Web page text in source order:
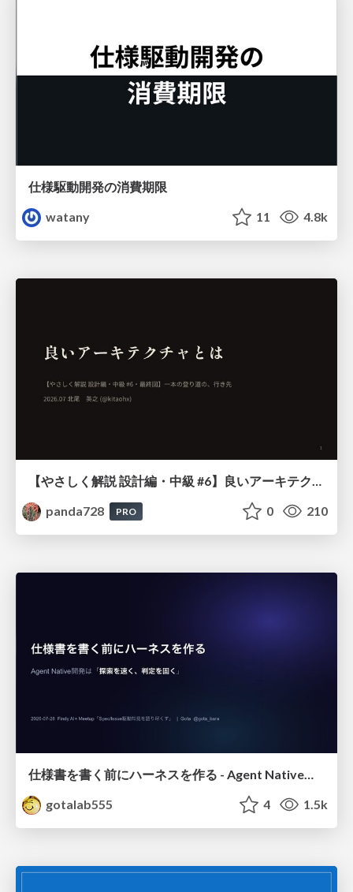
仕様駆動開発の消費期限
watany
11 4.8k
panda728
PRO 0 210
仕様書を書く前にハーネスを作る - Agent Native開発は「探索を速く、判定を固く」
gotalab555
4 1.5k